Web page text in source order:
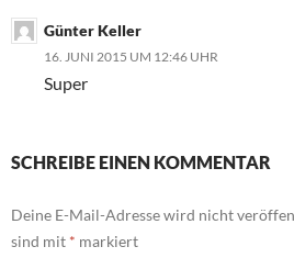
Günter Keller
16. JUNI 2015 UM 12:46 UHR
Super
SCHREIBE EINEN KOMMENTAR
Deine E-Mail-Adresse wird nicht
sind mit * markiert